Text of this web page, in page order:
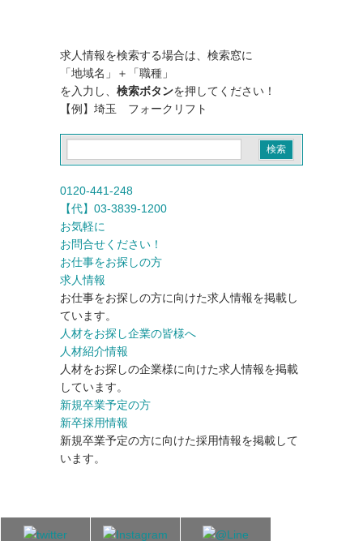
求人情報を検索する場合は、検索窓に
「地域名」＋「職種」
を入力し、 検索ボタンを押してください！
【例】埼玉 フォークリフト
0120-441-248
【代】03-3839-1200
お気軽に
お問合せください！
お仕事をお探しの方
求人情報
お仕事をお探しの方に向けた求人情報を掲載し
ています。
人材をお探し企業の皆様へ
人材紹介情報
人材をお探しの企業様に向けた求人情報を掲載
しています。
新規卒業予定の方
新卒採用情報
新規卒業予定の方に向けた採用情報を掲載して
います。